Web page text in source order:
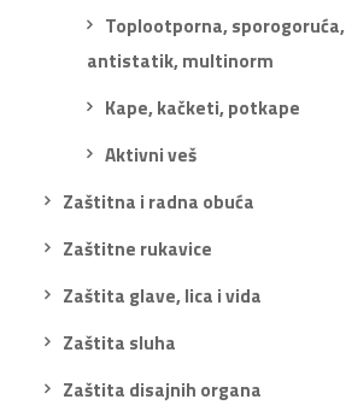
Toplootporna, sporogoruća,
antistatik, multinorm
Kape, kačketi, potkape
Aktivni veš
Zaštitna i radna obuća
Zaštitne rukavice
Zaštita glave, lica i vida
Zaštita sluha
Zaštita disajnih organa